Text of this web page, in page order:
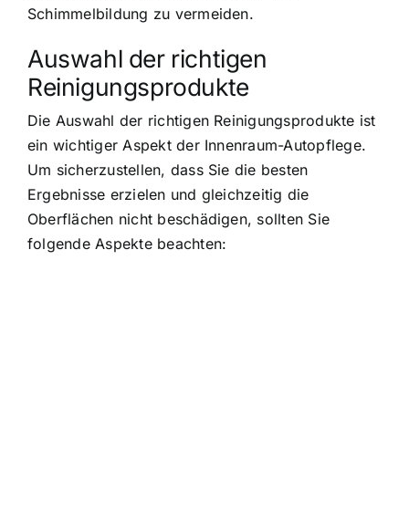
Schimmelbildung zu vermeiden.
Auswahl der richtigen
Reinigungsprodukte
Die Auswahl der richtigen Reinigungsprodukte ist
ein wichtiger Aspekt der Innenraum-Autopflege.
Um sicherzustellen, dass Sie die besten
Ergebnisse erzielen und gleichzeitig die
Oberflächen nicht beschädigen, sollten Sie
folgende Aspekte beachten: